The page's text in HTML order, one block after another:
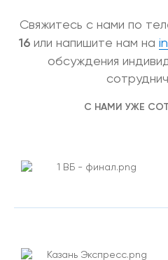
Свяжитесь с нами по
16или напишите нам на
обсуждения
С НАМИ УЖЕ